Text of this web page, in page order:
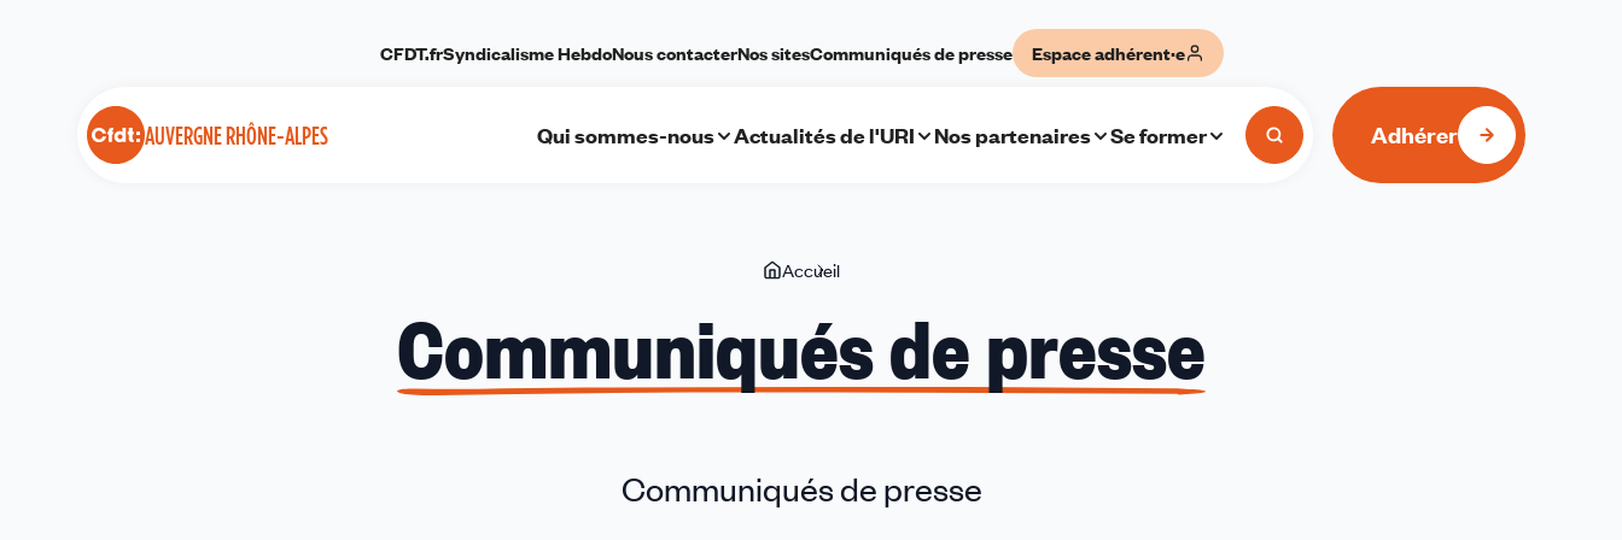
AUVERGNE RHÔNE-ALPES
CFDT.frSyndicalisme HebdoNous contacterNos sitesCommuniqués de presse Espace adhérent·e
Qui sommes-nous Actualités de l'URI Nos partenaires Se former Adhérer
VousAccueil
presse
Communiqués de presse
Communiqués de presse